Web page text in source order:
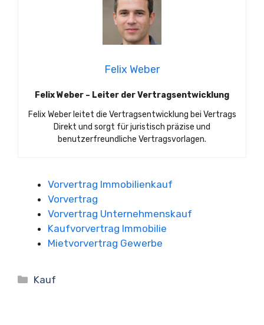
Felix Weber
Felix Weber – Leiter der Vertragsentwicklung
Felix Weber leitet die Vertragsentwicklung bei Vertrags
Direkt und sorgt für juristisch präzise und
benutzerfreundliche Vertragsvorlagen.
Vorvertrag Immobilienkauf
Vorvertrag
Vorvertrag Unternehmenskauf
Kaufvorvertrag Immobilie
Mietvorvertrag Gewerbe
Kategorien
Kauf